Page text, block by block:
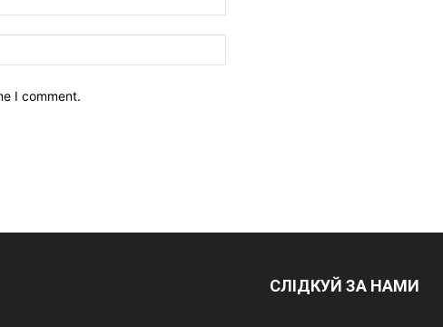
I comment.
СЛІДКУЙ ЗА НАМИ